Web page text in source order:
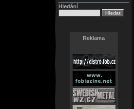
Hledání
Reklama